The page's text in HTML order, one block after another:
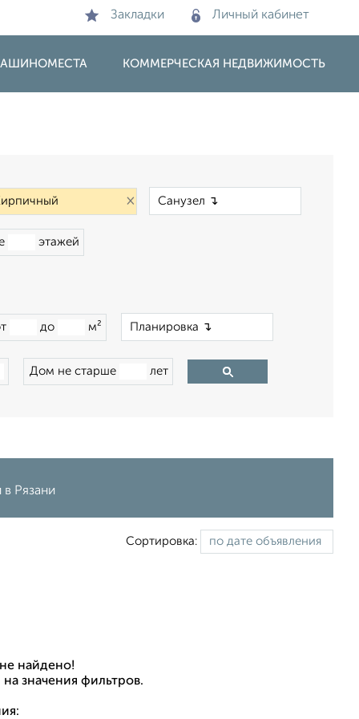
Закладки Личный кабинет
КОММЕРЧЕСКАЯ НЕДВИЖИМОСТЬ
×
этажей
до м²
Дом не старше лет
Рязани
Сортировка:
найдено!
значения фильтров.